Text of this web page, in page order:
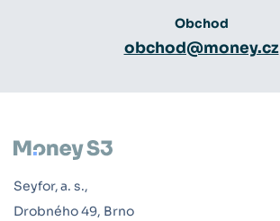
Obchod
obchod@money.cz
Seyfor, a. s.,
Drobného 49, Brno